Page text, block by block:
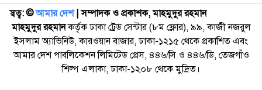
স্বত্ব: ©️আমার দেশ| সম্পাদক ও প্রকাশক, মাহমুদুর রহমান
মাহমুদুর রহমানকর্তৃক ঢাকা ট্রেড সেন্টার (৮ম ফ্লোর), ৯৯, কাজী নজরুল
ইসলাম অ্যাভিনিউ, কারওয়ান বাজার, ঢাকা-১২১৫ থেকে প্রকাশিত এবং
আমার দেশ পাবলিকেশন লিমিটেড প্রেস, ৪৪৬/সি ও ৪৪৬/ডি, তেজগাঁও
শিল্প এলাকা, ঢাকা-১২০৮ থেকে মুদ্রিত।